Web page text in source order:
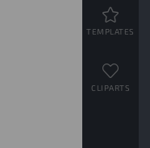
TEMPLATES
CLIPARTS